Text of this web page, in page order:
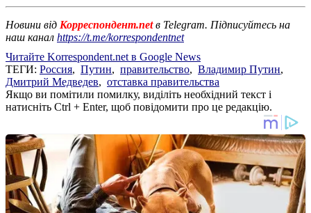
Новини від Корреспондент.netв Telegram. Підписуйтесь на
наш канал https://t.me/korrespondentnet
Читайте Korrespondent.net в Google News
ТЕГИ: Россия, Путин, правительство, Владимир Путин,
Дмитрий Медведев, отставка правительства
Якщо ви помітили помилку, виділіть необхідний текст і
натисніть Ctrl + Enter, щоб повідомити про це редакцію.